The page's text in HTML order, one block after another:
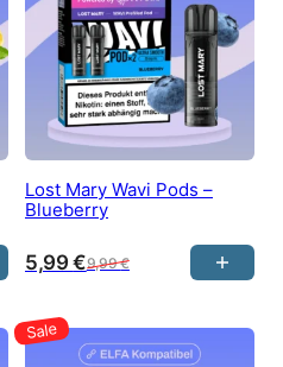
Lost Mary Wavi Pods –
Blueberry
9,99€
5,99€